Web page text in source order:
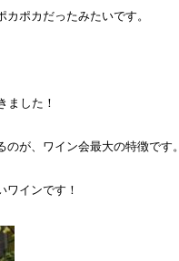
ポカだったみたいです。
ました！
が、ワイン会最大の特徴です。
ワインです！